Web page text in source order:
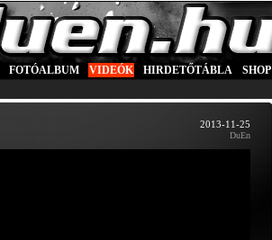
FOTÓALBUM VIDEÓK HIRDETŐTÁBLA SHOP
2013-11-25
DuEn